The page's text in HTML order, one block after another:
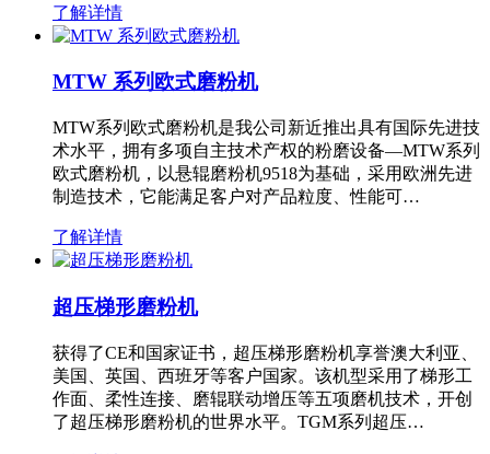
了解详情
MTW 系列欧式磨粉机
MTW系列欧式磨粉机是我公司新近推出具有国际先进技
术水平，拥有多项自主技术产权的粉磨设备—MTW系列
欧式磨粉机，以悬辊磨粉机9518为基础，采用欧洲先进
制造技术，它能满足客户对产品粒度、性能可…
了解详情
超压梯形磨粉机
获得了CE和国家证书，超压梯形磨粉机享誉澳大利亚、
美国、英国、西班牙等客户国家。该机型采用了梯形工
作面、柔性连接、磨辊联动增压等五项磨机技术，开创
了超压梯形磨粉机的世界水平。TGM系列超压…